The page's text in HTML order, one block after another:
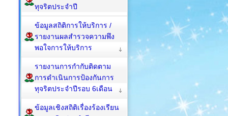
ทุจริตประจำปี
ข้อมูลสถิติการให้บริการ /
รายงานผลสำรวจความพึง
พอใจการให้บริการ
รายงานการกำกับติดตาม
การดำเนินการป้องกันการ
ทุจริตประจำปีรอบ 6เดือน
ข้อมูลเชิงสถิติเรื่องร้องเรียน